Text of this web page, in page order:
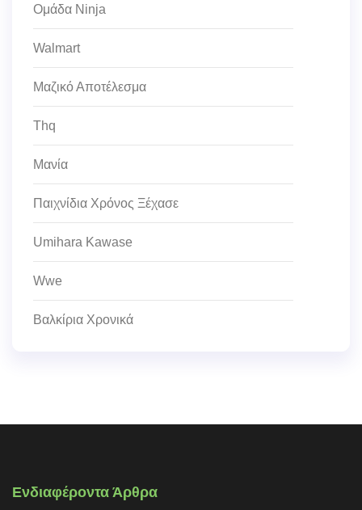
Ομάδα Ninja
Walmart
Μαζικό Αποτέλεσμα
Thq
Μανία
Παιχνίδια Χρόνος Ξέχασε
Umihara Kawase
Wwe
Βαλκίρια Χρονικά
Ενδιαφέροντα Άρθρα